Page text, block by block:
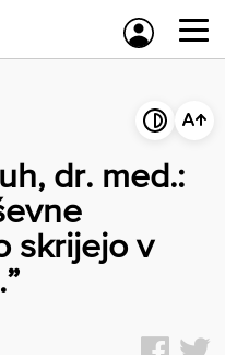
dr. med.:
skrijejo v